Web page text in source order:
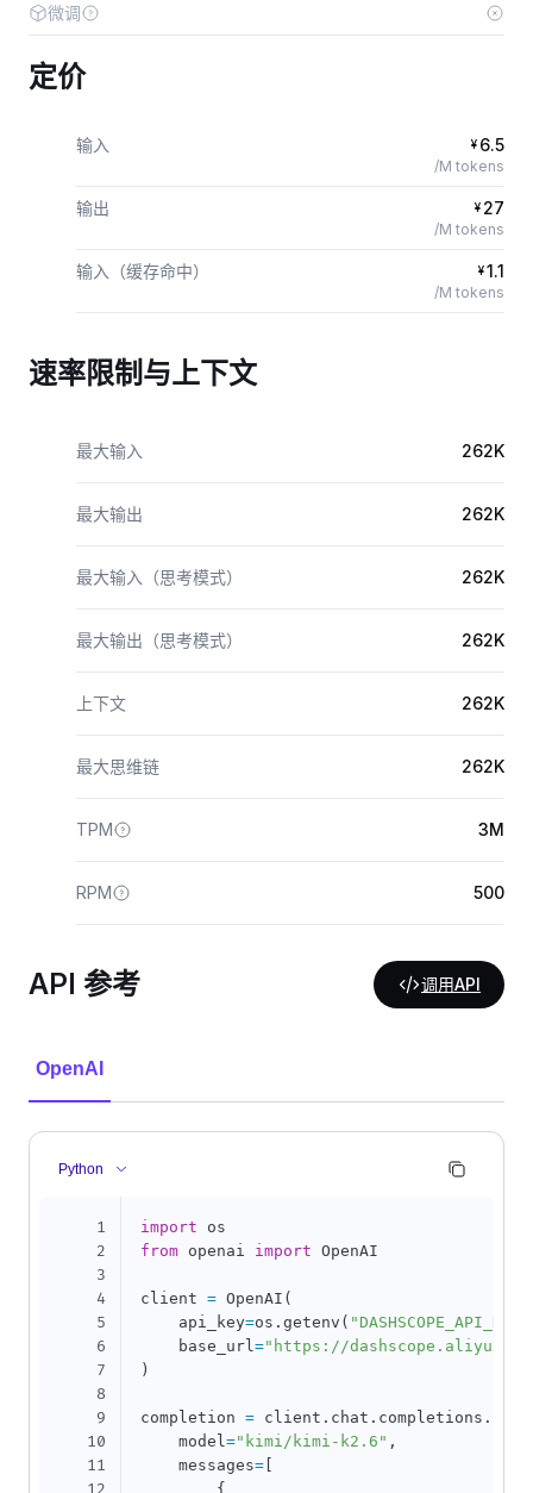
微调
定价
输入 ¥ 6.5
/M tokens
输出 ¥ 27
/M tokens
输入（缓存命中） ¥1.1
/M tokens
速率限制与上下文
最大输入 262K
最大输出 262K
最大输入（思考模式） 262K
最大输出（思考模式） 262K
上下文 262K
最大思维链 262K
TPM 3M
RPM 500
API 参考 调用API
OpenAI
Python
1
2
3
4
5
6
7
8
9
10
11
import
from openai import OpenAI
client = OpenAI (
    api_key
=os . getenv ( "DASHSCOPE_API_KEY"
    base_url
="https://
)
completion = client . chat . completions .
    model
="kimi/kimi-k2.6" ,
    messages
=
{